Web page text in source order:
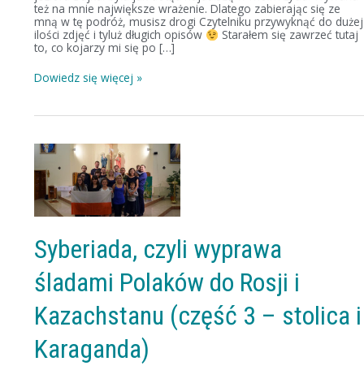
też na mnie największe wrażenie. Dlatego zabierając się ze
mną w tę podróż, musisz drogi Czytelniku przywyknąć do dużej
ilości zdjęć i tyluż długich opisów
Starałem się zawrzeć tutaj
to, co kojarzy mi się po […]
Dowiedz się więcej »
Syberiada, czyli wyprawa
śladami Polaków do Rosji i
Kazachstanu (część 3 – stolica i
Karaganda)
Syberiada,
czyli
wyprawa
śladami
Polaków
do
i
Kazachstanu
(część
3
–
stolica